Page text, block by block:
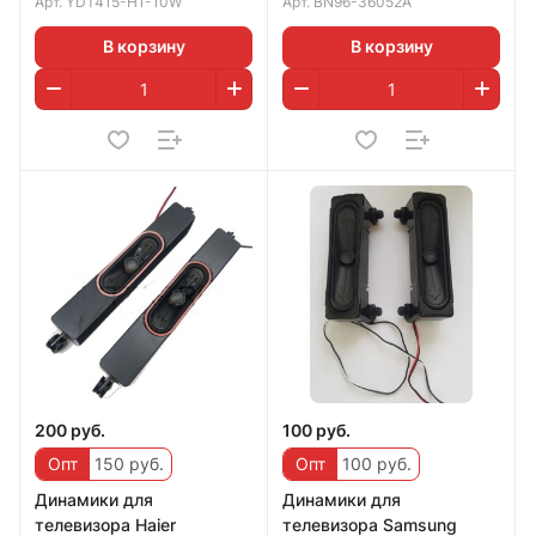
В корзину В корзину
200 руб.
Опт
150 руб.
Динамики для
телевизора Haier
100 руб.
Опт
100 руб.
Динамики для
телевизора Samsung